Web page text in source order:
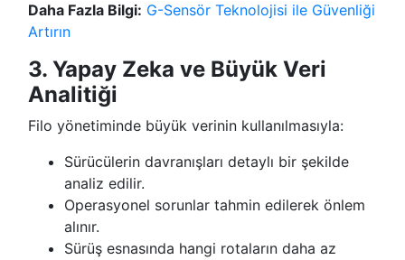
Daha Fazla Bilgi: G-Sensör Teknolojisi ile Güvenliği
Artırın
3. Yapay Zeka ve Büyük Veri
Analitiği
Filo yönetiminde büyük verinin kullanılmasıyla:
Sürücülerin davranışları detaylı bir şekilde
analiz edilir.
Operasyonel sorunlar tahmin edilerek önlem
alınır.
Sürüş esnasında hangi rotaların daha az